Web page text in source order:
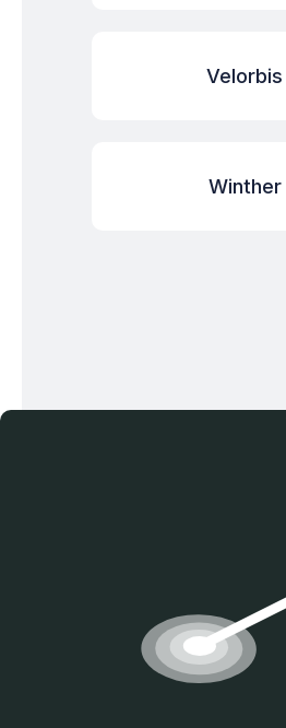
Velorbis
Winther